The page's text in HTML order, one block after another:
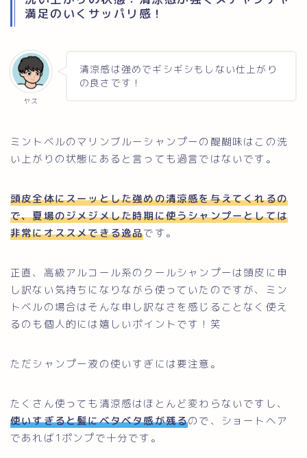
満足のいくサッパリ感！
ヤス
清涼感は強めでギシギシもしない仕上がり
の良さです！
ミントベルのマリンブルーシャンプーの醍醐味はこの洗
い上がりの状態にあると言っても過言ではないです。
頭皮全体にスーッとした強めの清涼感を与えてくれるの
で、夏場のジメジメした時期に使うシャンプーとしては
非常にオススメできる逸品です。
正直、高級アルコール系のクールシャンプーは頭皮に申
し訳ない気持ちになりながら使っていたのですが、ミン
トベルの場合はそんな申し訳なさを感じることなく使え
るのも個人的には嬉しいポイントです！笑
ただシャンプー液の使いすぎには要注意。
たくさん使っても清涼感はほとんど変わらないですし、
使いすぎると髪にベタベタ感が残るので、ショートヘア
であれば1ポンプで十分です。